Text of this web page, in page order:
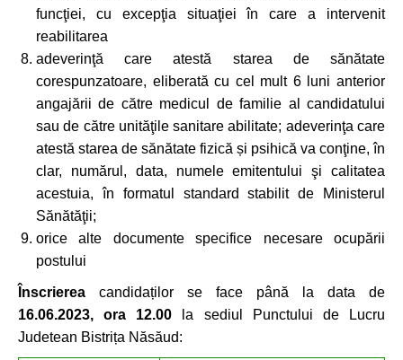
funcţiei, cu excepţia situaţiei în care a intervenit
reabilitarea
adeverinţă care atestă starea de sănătate
corespunzatoare, eliberată cu cel mult 6 luni anterior
angajării de către medicul de familie al candidatului
sau de către unităţile sanitare abilitate; adeverinţa care
atestă starea de sănătate fizică și psihică va conţine, în
clar, numărul, data, numele emitentului şi calitatea
acestuia, în formatul standard stabilit de Ministerul
Sănătăţii;
orice alte documente specifice necesare ocupării
postului
Înscrierea candidaților se face până la data de
16.06.2023, ora 12.00 la sediul Punctului de Lucru
Judetean Bistrița Năsăud: